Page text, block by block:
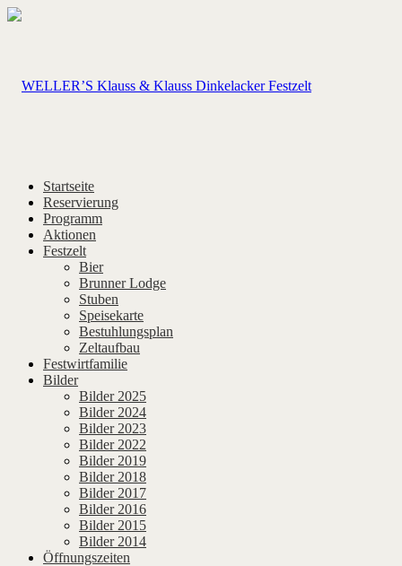
Startseite
Reservierung
Programm
Aktionen
Festzelt
Bier
Brunner Lodge
Stuben
Speisekarte
Bestuhlungsplan
Zeltaufbau
Festwirtfamilie
Bilder
Bilder 2025
Bilder 2024
Bilder 2023
Bilder 2022
Bilder 2019
Bilder 2018
Bilder 2017
Bilder 2016
Bilder 2015
Bilder 2014
Öffnungszeiten